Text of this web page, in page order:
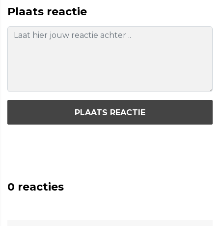
Plaats reactie
PLAATS REACTIE
0 reacties